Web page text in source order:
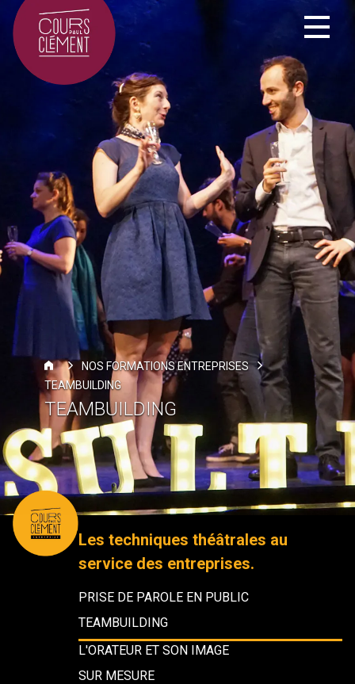
NOS FORMATIONS ENTREPRISES
TEAMBUILDING
TEAMBUILDING
Les techniques théâtrales au
service des entreprises.
PRISE DE PAROLE EN PUBLIC
TEAMBUILDING
L'ORATEUR ET SON IMAGE
SUR MESURE